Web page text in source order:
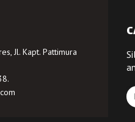
Jl. Kapt. Pattimura